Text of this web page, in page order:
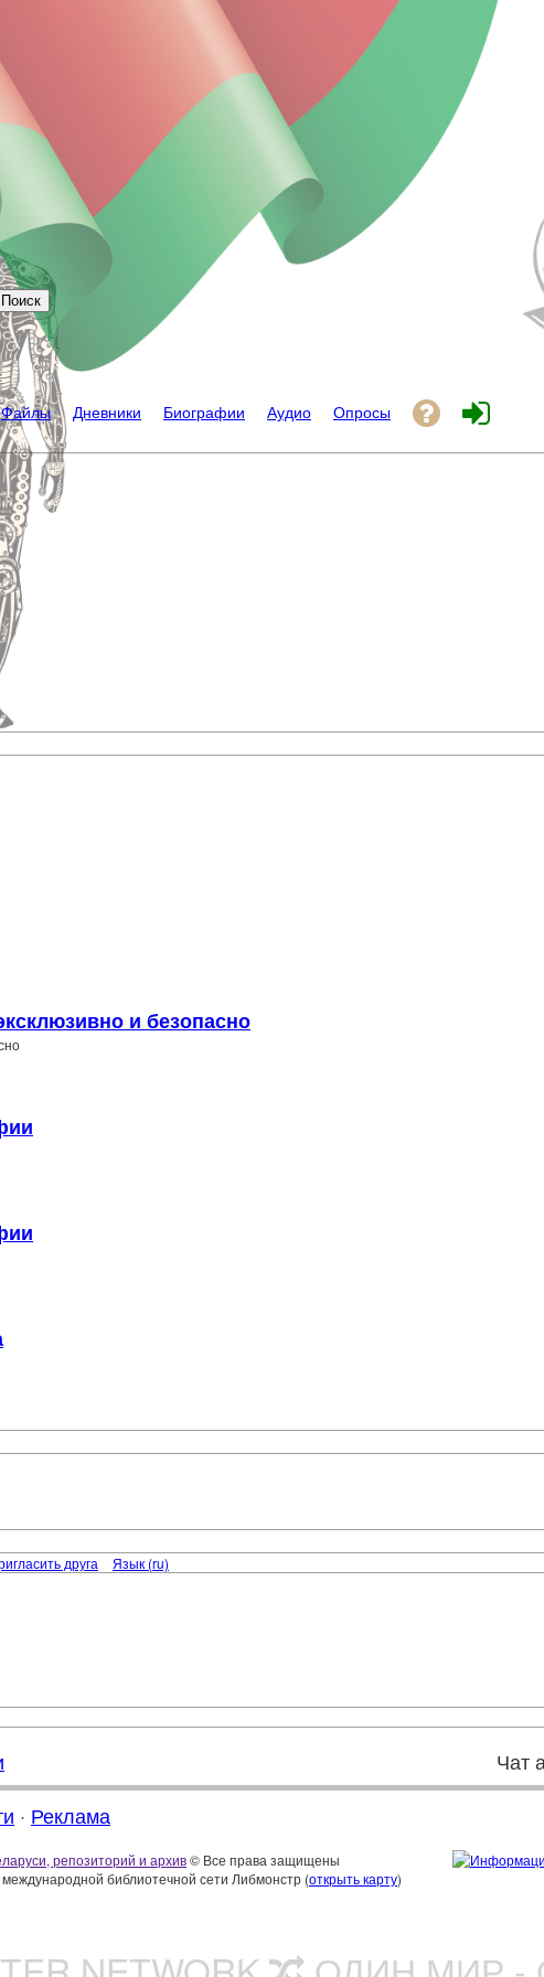
Файлы Дневники Биографии Аудио Опросы
и безопасно
друга Язык (ru)
Чат
· Реклама
репозиторий и архив© Все права защищены
библиотечной сети Либмонстр (открыть карту)